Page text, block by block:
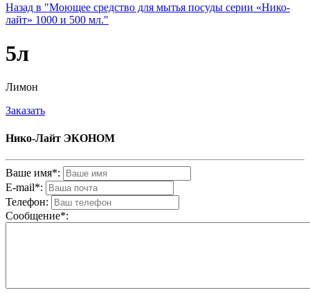
Назад в "Моющее средство для мытья посуды серии «Нико-
лайт» 1000 и 500 мл."
5л
Лимон
Заказать
Нико-Лайт ЭКОНОМ
Ваше имя*:
E-mail*:
Телефон:
Cообщениe*: